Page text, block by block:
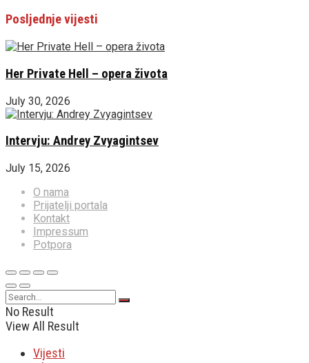
Posljednje vijesti
Her Private Hell – opera života
July 30, 2026
Intervju: Andrey Zvyagintsev
July 15, 2026
O nama
Prijatelji portala
Kontakt
Impressum
Potpora
No Result
View All Result
Vijesti